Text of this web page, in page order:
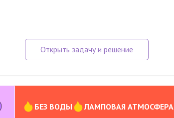
БЕЗ ВОДЫ ЛАМПОВАЯ АТМОСФЕРА